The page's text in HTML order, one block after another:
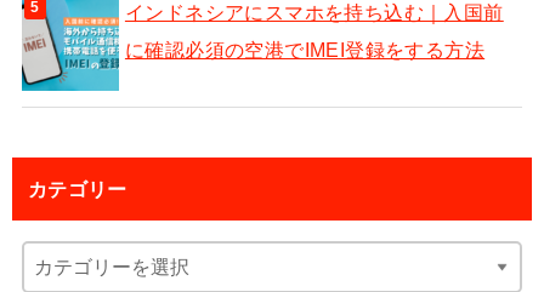
インドネシアにスマホを持ち込む｜入国前
に確認必須の空港でIMEI登録をする方法
カテゴリー